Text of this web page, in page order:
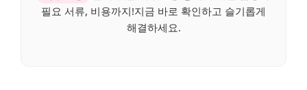
필요 서류, 비용까지!지금 바로 확인하고 슬기롭게
해결하세요.